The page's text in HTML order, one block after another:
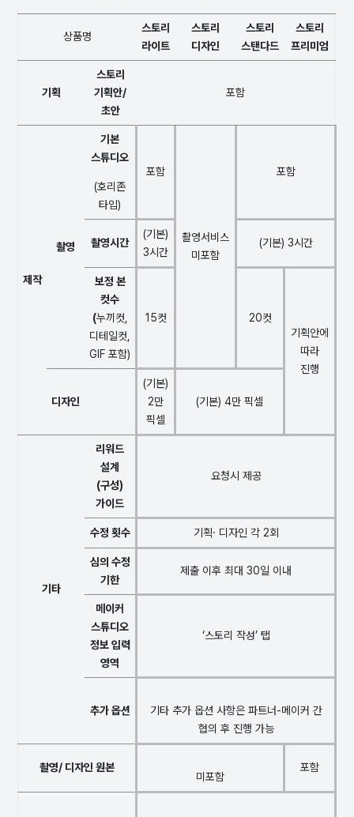
상품명
스토리
라이트
스토리
디자인
스토리
스탠다드
스토리
프리미엄
기획
스토리
기획안/
초안
포함
제작
촬영
기본
스튜디오
(호리존
타입)
포함
촬영서비스
미포함
포함
촬영시간
(기본)
3시간
(기본) 3시간
보정 본
컷수
(누끼컷,
디테일컷,
GIF 포함)
15컷
20컷
기획안에
따라
진행
디자인
(기본)
2만
픽셀
(기본) 4만 픽셀
기타
리워드
설계
(구성)
가이드
요청시 제공
수정 횟수 기획· 디자인 각 2회
심의 수정
기한
제출 이후 최대 30일 이내
메이커
스튜디오
정보 입력
영역
‘스토리 작성’ 탭
추가 옵션 기타 추가 옵션 사항은파트너-메이커 간
협의 후 진행 가능
촬영/ 디자인 원본
미포함
포함